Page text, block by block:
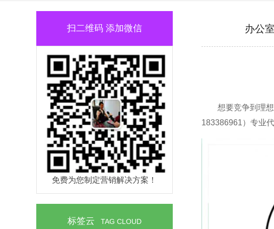
扫二维码 添加微信
免费为您制定营销解决方案！
标签云 TAG CLOUD
办公
想要竞争到理
183386961）专业